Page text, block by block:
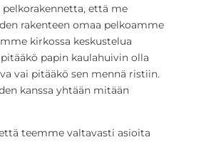
pelkorakennetta, että me
rakenteen omaa pelkoamme
kirkossa keskustelua
papin kaulahuivin olla
vai pitääkö sen mennä ristiin.
kanssa yhtään mitään
teemme valtavasti asioita